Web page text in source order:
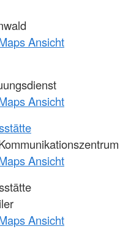
Ansicht
Ansicht
Ansicht
Ansicht